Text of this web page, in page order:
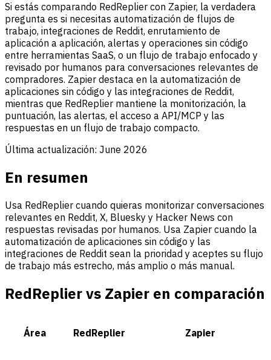
Si estás comparando RedReplier con Zapier, la verdadera
pregunta es si necesitas automatización de flujos de
trabajo, integraciones de Reddit, enrutamiento de
aplicación a aplicación, alertas y operaciones sin código
entre herramientas SaaS, o un flujo de trabajo enfocado y
revisado por humanos para conversaciones relevantes de
compradores. Zapier destaca en la automatización de
aplicaciones sin código y las integraciones de Reddit,
mientras que RedReplier mantiene la monitorización, la
puntuación, las alertas, el acceso a API/MCP y las
respuestas en un flujo de trabajo compacto.
Última actualización: June 2026
En resumen
Usa RedReplier cuando quieras monitorizar conversaciones
relevantes en Reddit, X, Bluesky y Hacker News con
respuestas revisadas por humanos. Usa Zapier cuando la
automatización de aplicaciones sin código y las
integraciones de Reddit sean la prioridad y aceptes su flujo
de trabajo más estrecho, más amplio o más manual.
RedReplier vs Zapier en comparación
Área RedReplier Zapier